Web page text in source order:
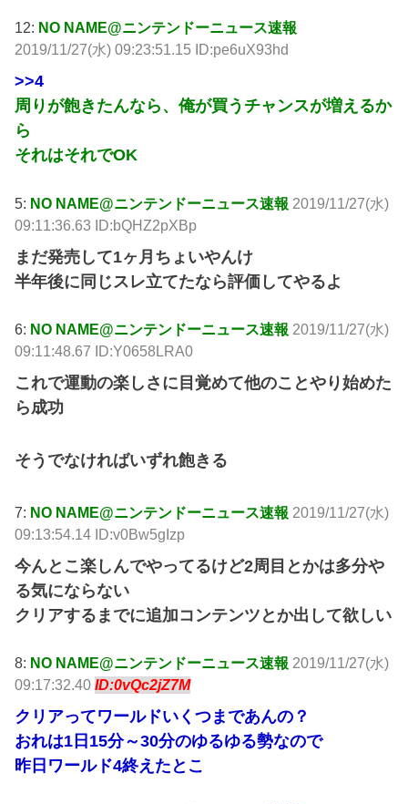
12: NO NAME@ニンテンドーニュース速報
2019/11/27(水) 09:23:51.15 ID:pe6uX93hd
>>4
周りが飽きたんなら、俺が買うチャンスが増えるか
ら
それはそれでOK
5: NO NAME@ニンテンドーニュース速報 2019/11/27(水)
09:11:36.63 ID:bQHZ2pXBp
まだ発売して1ヶ月ちょいやんけ
半年後に同じスレ立てたなら評価してやるよ
6: NO NAME@ニンテンドーニュース速報 2019/11/27(水)
09:11:48.67 ID:Y0658LRA0
これで運動の楽しさに目覚めて他のことやり始めた
ら成功
そうでなければいずれ飽きる
7: NO NAME@ニンテンドーニュース速報 2019/11/27(水)
09:13:54.14 ID:v0Bw5gIzp
今んとこ楽しんでやってるけど2周目とかは多分や
る気にならない
クリアするまでに追加コンテンツとか出して欲しい
8: NO NAME@ニンテンドーニュース速報 2019/11/27(水)
09:17:32.40ID:0vQc2jZ7M
クリアってワールドいくつまであんの？
おれは1日15分～30分のゆるゆる勢なので
昨日ワールド4終えたとこ